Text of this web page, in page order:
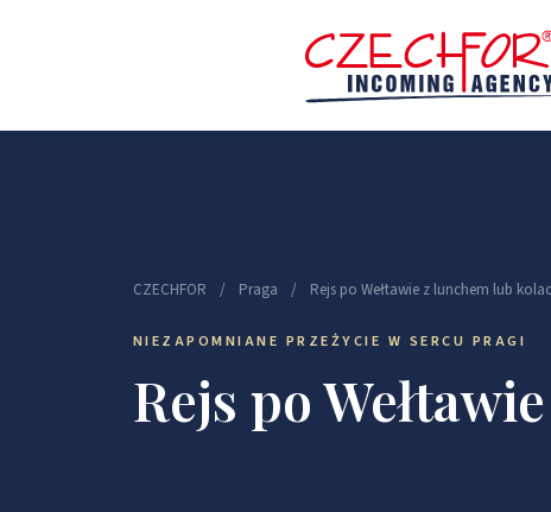
CZECHFOR / Praga / Rejs po Wełtawie z lunchem lub
NIEZAPOMNIANE PRZEŻYCIE W SERCU PRAGI
Rejs po